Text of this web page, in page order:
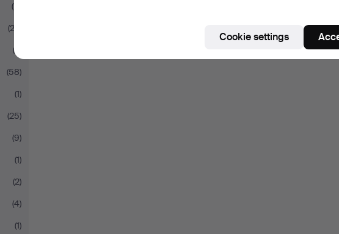
(11)
(22)
(2)
(58)
(1)
(25)
(9)
(1)
(2)
(4)
(1)
Cookie settings